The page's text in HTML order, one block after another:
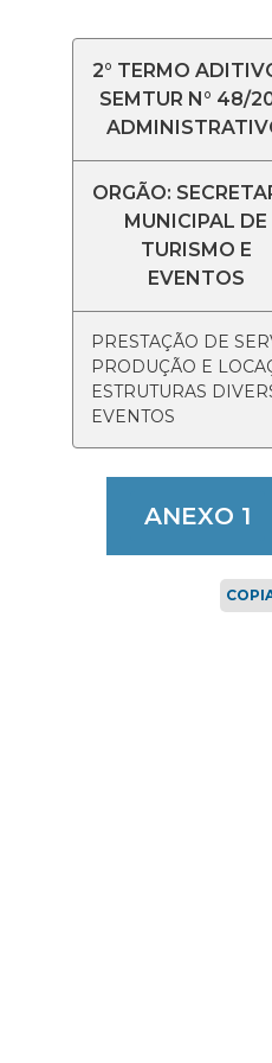
2° TERMO
SEMTUR N° 48/
ORGÃO:
MUNICIPAL DE
TURISMO E
EVENTOS
PRESTAÇÃO DE
PRODUÇÃO E
ESTRUTURAS
EVENTOS
ANEXO 1